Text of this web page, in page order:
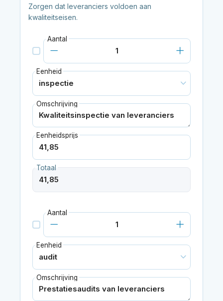
Zorgen dat leveranciers voldoen aan
kwaliteitseisen.
Aantal
Eenheid
Omschrijving
Eenheidsprijs
Totaal
Aantal
Eenheid
Omschrijving